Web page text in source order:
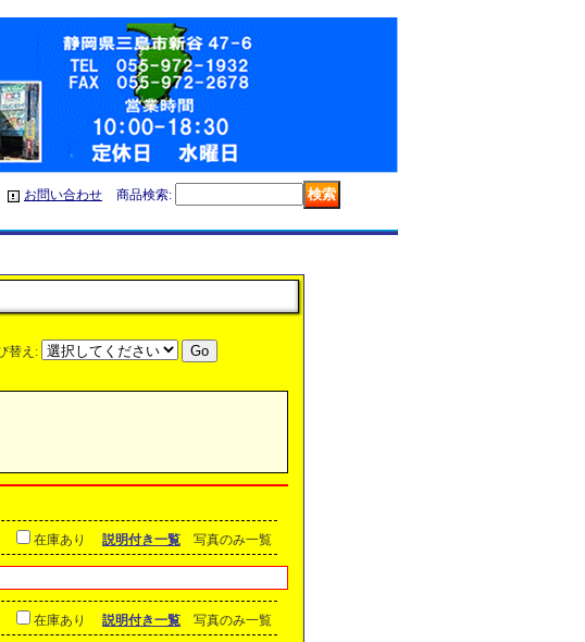
お問い合わせ 商品検索:
替え :
在庫あり 説明付き一覧 写真のみ一覧
在庫あり 説明付き一覧 写真のみ一覧